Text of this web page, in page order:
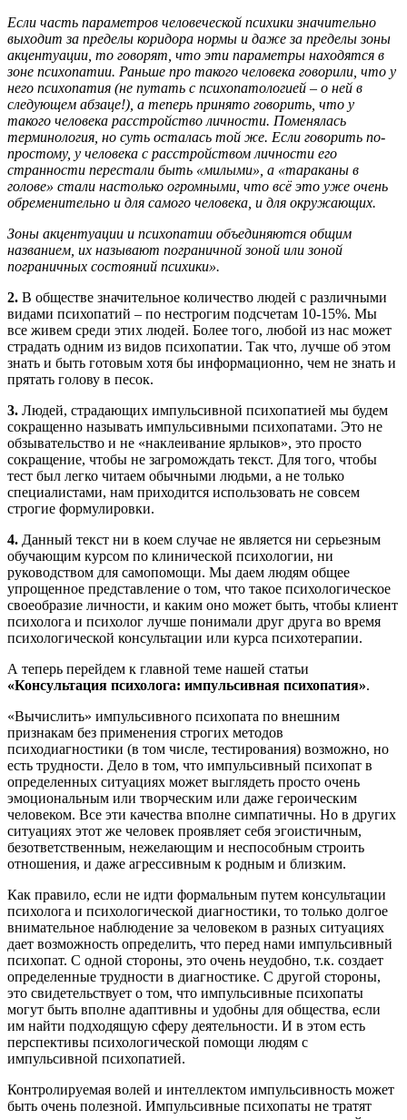
Если часть параметров человеческой психики значительно
выходит за пределы коридора нормы и даже за пределы зоны
акцентуации, то говорят, что эти параметры находятся в
зоне психопатии. Раньше про такого человека говорили, что у
него психопатия (не путать с психопатологией – о ней в
следующем абзаце!), а теперь принято говорить, что у
такого человека расстройство личности. Поменялась
терминология, но суть осталась той же. Если говорить по-
простому, у человека с расстройством личности его
странности перестали быть «милыми», а «тараканы в
голове» стали настолько огромными, что всё это уже очень
обременительно и для самого человека, и для окружающих.
Зоны акцентуации и психопатии объединяются общим
названием, их называют пограничной зоной или зоной
пограничных состояний психики».
2. В обществе значительное количество людей с различными
видами психопатий – по нестрогим подсчетам 10-15%. Мы
все живем среди этих людей. Более того, любой из нас может
страдать одним из видов психопатии. Так что, лучше об этом
знать и быть готовым хотя бы информационно, чем не знать и
прятать голову в песок.
3. Людей, страдающих импульсивной психопатией мы будем
сокращенно называть импульсивными психопатами. Это не
обзывательство и не «наклеивание ярлыков», это просто
сокращение, чтобы не загромождать текст. Для того, чтобы
тест был легко читаем обычными людьми, а не только
специалистами, нам приходится использовать не совсем
строгие формулировки.
4. Данный текст ни в коем случае не является ни серьезным
обучающим курсом по клинической психологии, ни
руководством для самопомощи. Мы даем людям общее
упрощенное представление о том, что такое психологическое
своеобразие личности, и каким оно может быть, чтобы клиент
психолога и психолог лучше понимали друг друга во время
психологической консультации или курса психотерапии.
А теперь перейдем к главной теме нашей статьи
«Консультация психолога: импульсивная психопатия».
«Вычислить» импульсивного психопата по внешним
признакам без применения строгих методов
психодиагностики (в том числе, тестирования) возможно, но
есть трудности. Дело в том, что импульсивный психопат в
определенных ситуациях может выглядеть просто очень
эмоциональным или творческим или даже героическим
человеком. Все эти качества вполне симпатичны. Но в других
ситуациях этот же человек проявляет себя эгоистичным,
безответственным, нежелающим и неспособным строить
отношения, и даже агрессивным к родным и близким.
Как правило, если не идти формальным путем консультации
психолога и психологической диагностики, то только долгое
внимательное наблюдение за человеком в разных ситуациях
дает возможность определить, что перед нами импульсивный
психопат. С одной стороны, это очень неудобно, т.к. создает
определенные трудности в диагностике. С другой стороны,
это свидетельствует о том, что импульсивные психопаты
могут быть вполне адаптивны и удобны для общества, если
им найти подходящую сферу деятельности. И в этом есть
перспективы психологической помощи людям с
импульсивной психопатией.
Контролируемая волей и интеллектом импульсивность может
быть очень полезной. Импульсивные психопаты не тратят